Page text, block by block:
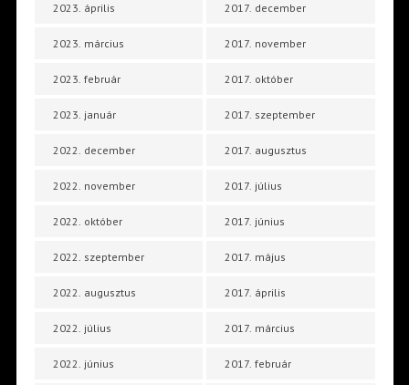
2023. április
2023. március
2023. február
2023. január
2022. december
2022. november
2022. október
2022. szeptember
2022. augusztus
2022. július
2022. június
2017. december
2017. november
2017. október
2017. szeptember
2017. augusztus
2017. július
2017. június
2017. május
2017. április
2017. március
2017. február